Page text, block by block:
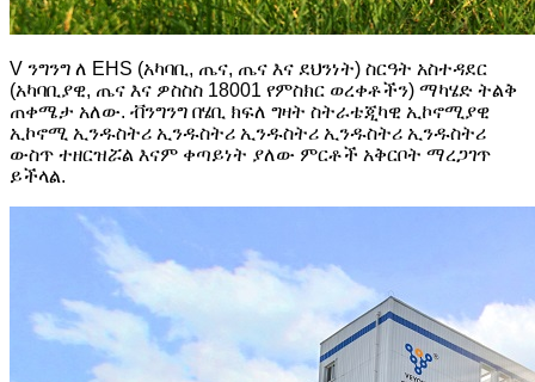
V ንግንግ ለ EHS (አካባቢ, ጤና, ጤና እና ደህንነት) ስርዓት አስተዳደር
(አካባቢያዊ, ጤና እና ዎስስስ 18001 የምስክር ወረቀቶችን) ማካሄድ ትልቅ
ጠቀሜታ አለው. ቭንግንግ በሄቢ ክፍለ ግዛት ስትራቴጂካዊ ኢኮኖሚያዊ
ኢኮኖሚ ኢንዱስትሪ ኢንዱስትሪ ኢንዱስትሪ ኢንዱስትሪ ኢንዱስትሪ
ውስጥ ተዘርዝሯል እናም ቀጣይነት ያለው ምርቶች አቅርቦት ማረጋገጥ
ይችላል.